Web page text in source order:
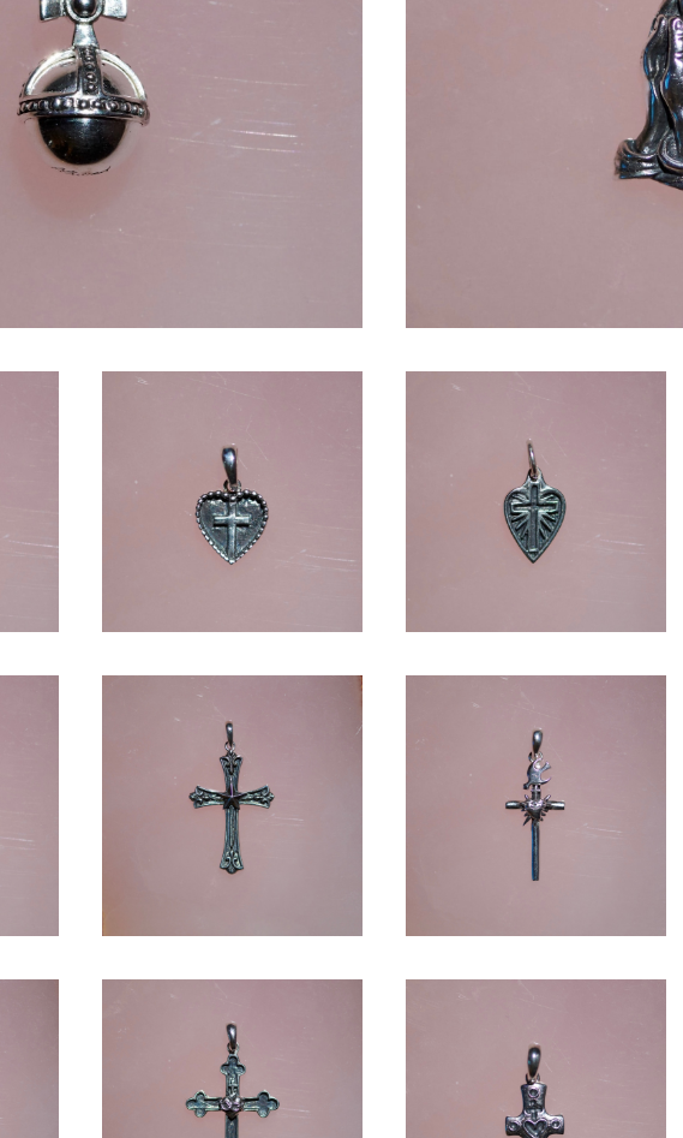
ORB -SV1000-
¥15,840
PRAY
HEART -SV1000-
¥4,950
HEART -SV1000-
¥5,720
CROSS -SV1000-
¥9,900
CROSS -SV1000-
¥6,930
CROSS -SV1000-
¥9,900
CROSS -SV1000-
¥5,720